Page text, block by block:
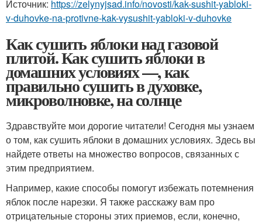
Источник: https://zelynyjsad.info/novosti/kak-sushit-yabloki-
v-duhovke-na-protivne-kak-vysushit-yabloki-v-duhovke
Как сушить яблоки над газовой
плитой. Как сушить яблоки в
домашних условиях —, как
правильно сушить в духовке,
микроволновке, на солнце
Здравствуйте мои дорогие читатели! Сегодня мы узнаем
о том, как сушить яблоки в домашних условиях. Здесь вы
найдете ответы на множество вопросов, связанных с
этим предприятием.
Например, какие способы помогут избежать потемнения
яблок после нарезки. Я также расскажу вам про
отрицательные стороны этих приемов, если, конечно,